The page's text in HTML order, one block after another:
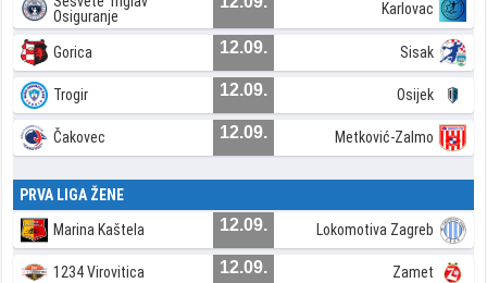
Osiguranje
Karlovac
Gorica 12.09. Sisak
Trogir 12.09. Osijek
Čakovec 12.09. Metković-Zalmo
PRVA LIGA ŽENE
Marina Kaštela 12.09. Lokomotiva Zagreb
1234 Virovitica 12.09. Zamet